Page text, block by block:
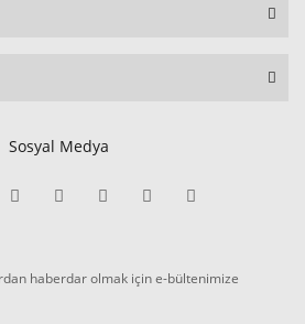
Sosyal Medya
haberdar olmak için e-bültenimize